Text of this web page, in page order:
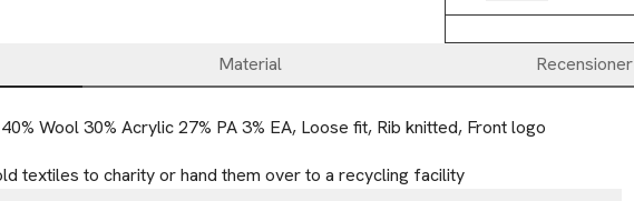
Material Recensioner
Wool 30% Acrylic 27% PA 3% EA, Loose fit, Rib knitted, Front logo
textiles to charity or hand them over to a recycling facility